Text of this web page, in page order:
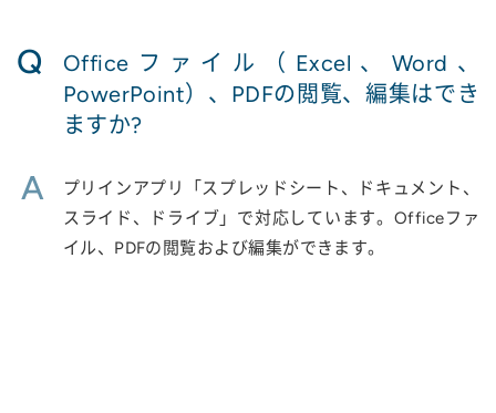
Q
Officeファイル（Excel、Word、
PowerPoint）、PDFの閲覧、編集はでき
ますか?
A
プリインアプリ「スプレッドシート、ドキュメント、
スライド、ドライブ」で対応しています。Officeファ
イル、PDFの閲覧および編集ができます。